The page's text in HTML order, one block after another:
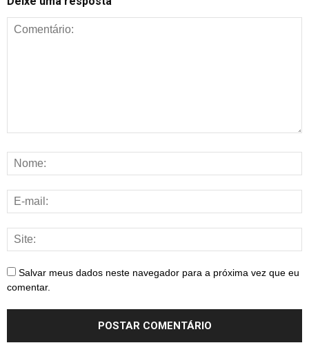
Salvar meus dados neste navegador para a próxima vez que eu
comentar.